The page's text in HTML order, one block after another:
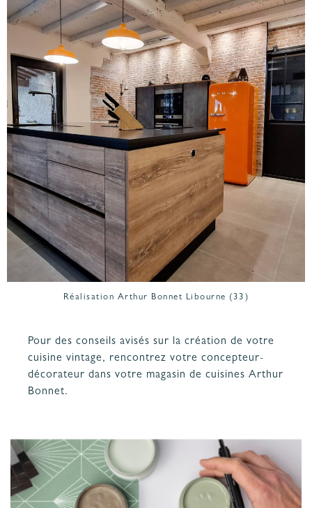
Réalisation Arthur Bonnet Libourne (33)
Pour des conseils avisés sur la création de votre
cuisine vintage, rencontrez votre concepteur-
décorateur dans votre magasin de cuisines Arthur
Bonnet.